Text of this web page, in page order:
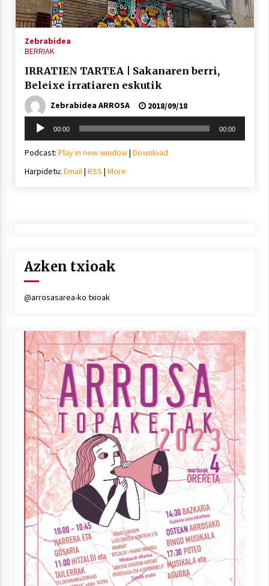
2021/11/25
Mahai-ingurua: irratia, podcastak
eta ondoren zer?
2021/11/12
Arrosa sareko IX. topaketak!
IX. topaketak
2021/10/04
Segura irratian Arrosaren 20 urteez
2021/07/22
Arrosari buruzko erreportaia
2021/07/16
Zebrabidea
BERRIAK
IRRATIEN TARTEA | Sakanaren berri,
Beleixe irratiaren eskutik
Zebrabidea ARROSA
2018/09/18
Soinu
erreproduzigailua
00:00 00:00
Podcast: Play in new window| Download
Harpidetu: Email| RSS | More
Azken txioak
@arrosasarea-ko txioak